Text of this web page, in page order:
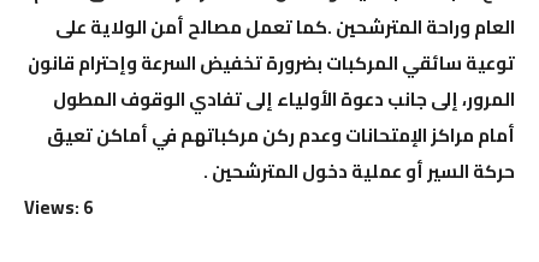
العام وراحة المترشحين .كما تعمل مصالح أمن الولاية على
توعية سائقي المركبات بضرورة تخفيض السرعة وإحترام قانون
المرور، إلى جانب دعوة الأولياء إلى تفادي الوقوف المطول
أمام مراكز الإمتحانات وعدم ركن مركباتهم في أماكن تعيق
حركة السير أو عملية دخول المترشحين .
Views: 6